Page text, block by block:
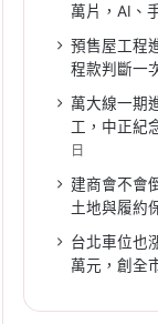
萬片，AI、
預售屋工程
程款判斷一
萬大線一期
工，中正紀
日
建商會不會
土地與履約
台北車位也
萬元，創全